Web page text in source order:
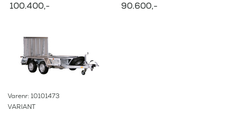
100.400,- 90.600,-
Varenr: 10101473
VARIANT